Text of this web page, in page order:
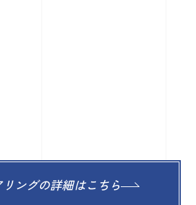
ングの詳細はこちら